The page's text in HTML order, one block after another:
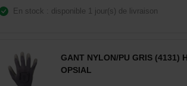
En stock : disponible 1 jour(s) de livraison
GANT NYLON/PU GRIS (4131)
OPSIAL